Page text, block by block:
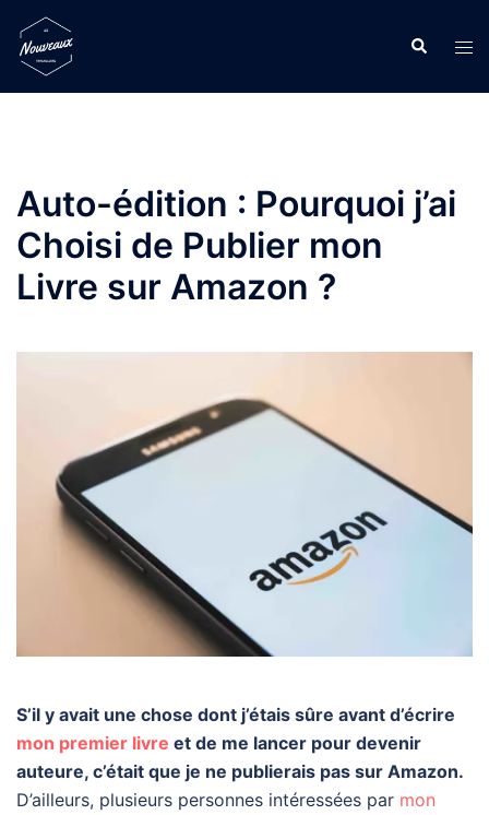
Auto-édition : Pourquoi j’ai
Choisi de Publier mon
Livre sur Amazon ?
S’il y avait une chose dont j’étais sûre avant d’écrire
mon premier livre et de me lancer pour devenir
auteure, c’était que je ne publierais pas sur Amazon.
D’ailleurs, plusieurs personnes intéressées par mon